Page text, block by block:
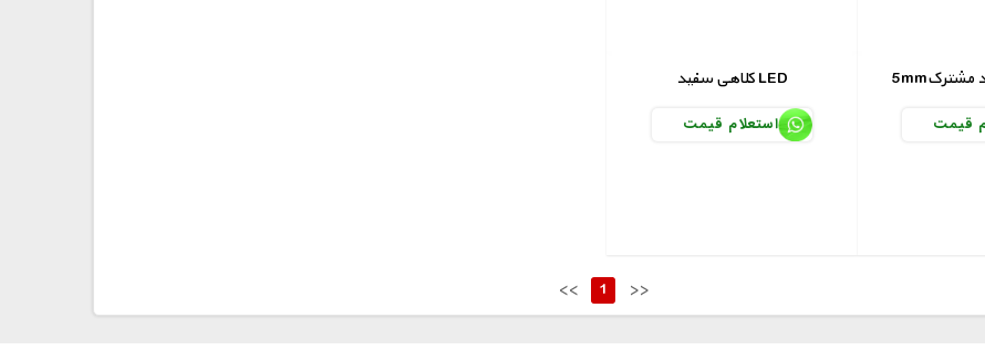
قیمت
کلاهی سفید LED
استعلام قیمت
<< 1 >>